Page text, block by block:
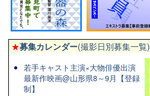
★募集カレンダー(撮影日別募集一覧)
若手キャスト主演×大物俳優出演
最新作映画@山形県8～9月【登録
制】